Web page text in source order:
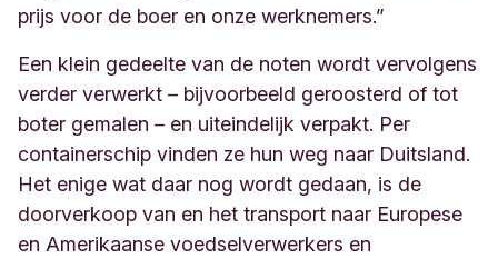
prijs voor de boer en onze werknemers.”
Een klein gedeelte van de noten wordt vervolgens
verder verwerkt – bijvoorbeeld geroosterd of tot
boter gemalen – en uiteindelijk verpakt. Per
containerschip vinden ze hun weg naar Duitsland.
Het enige wat daar nog wordt gedaan, is de
doorverkoop van en het transport naar Europese
en Amerikaanse voedselverwerkers en